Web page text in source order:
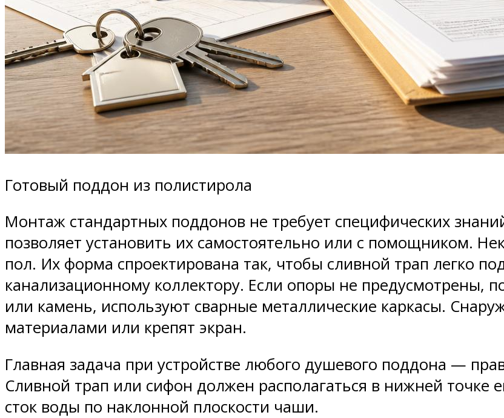
Готовый поддон из полистирола
Монтаж стандартных поддонов не требует специфических
позволяет установить их самостоятельно или с помощником.
пол. Их форма спроектирована так, чтобы сливной трап легко
канализационному коллектору. Если опоры не предусмотрены,
или камень, используют сварные металлические каркасы.
материалами или крепят экран.
Главная задача при устройстве любого душевого поддона —
Сливной трап или сифон должен располагаться в нижней точке
сток воды по наклонной плоскости чаши.